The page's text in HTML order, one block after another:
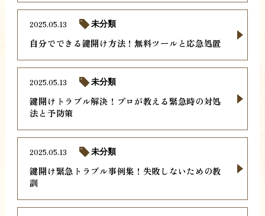
自分でできる鍵開け方法！無料ツールと応急処置
2025.05.13 未分類
鍵開けトラブル解決！プロが教える緊急時の対処
法と予防策
2025.05.13 未分類
鍵開け緊急トラブル事例集！失敗しないための教
訓
2025.05.13 未分類